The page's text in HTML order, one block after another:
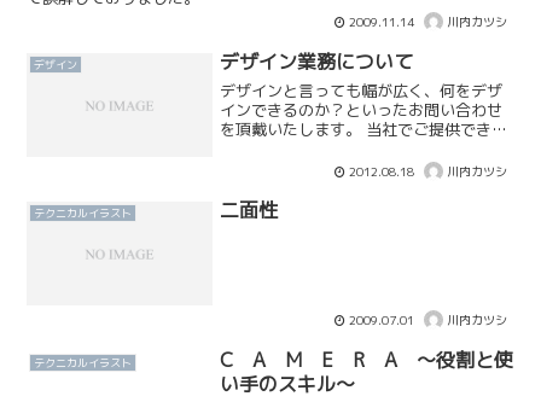
2009.11.14 川内カツシ
デザイン デザイン業務について
デザインと言っても幅が広く、何をデザ
インできるのか？といったお問い合わせ
を頂戴いたします。 当社でご提供できる
ン紙面デザイン（取扱説明書、施行説明
グ、パンフレットのデザイ...
2012.08.18 川内カツシ
テクニカルイラスト 二面性
2009.07.01 川内カツシ
テクニカルイラスト
C A M E R A 〜役割と使
い手のスキル〜